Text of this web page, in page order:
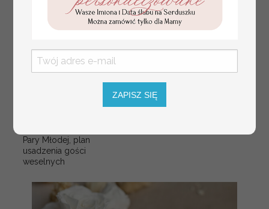
weselnych
usadzenie gości na
Pary Młodej, plan
usadzenia gości
weselnych
100 PLN/125.00 PLN
ZAPISZ SIĘ